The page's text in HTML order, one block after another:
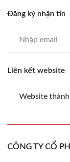
Đăng ký nhận tin
Liên kết website
Website
CÔNG TY CỔ